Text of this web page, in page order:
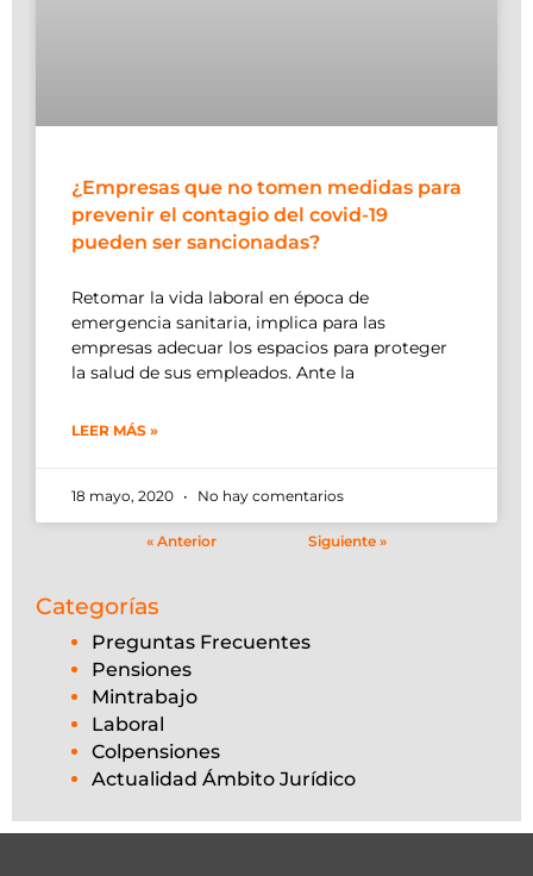
¿Empresas que no tomen medidas para
prevenir el contagio del covid-19
pueden ser sancionadas?
Retomar la vida laboral en época de
emergencia sanitaria, implica para las
empresas adecuar los espacios para proteger
la salud de sus empleados. Ante la
LEER MÁS »
18 mayo, 2020 No hay comentarios
« Anterior Siguiente »
Categorías
Preguntas Frecuentes
Pensiones
Mintrabajo
Laboral
Colpensiones
Actualidad Ámbito Jurídico